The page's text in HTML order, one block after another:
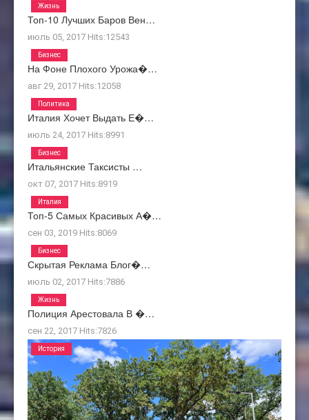
Топ-10 Лучших Баров Вен…
июль 05, 2017 Hits:12543
Жизнь
На Фоне Плохого Урожа�…
авг 29, 2017 Hits:12058
Бизнес
Италия Хочет Выдать Е�…
июль 24, 2017 Hits:8991
Политика
Итальянские Таксисты …
окт 07, 2017 Hits:8919
Бизнес
Топ-5 Самых Красивых А�…
сен 03, 2019 Hits:8069
Италия
Скрытая Реклама Блог�…
июль 02, 2017 Hits:7886
Бизнес
Полиция Арестовала В �…
сен 22, 2017 Hits:7826
Жизнь
История